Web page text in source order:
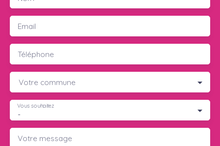
Email
Téléphone
Votre commune
-
Vous souhaitez
Votre message